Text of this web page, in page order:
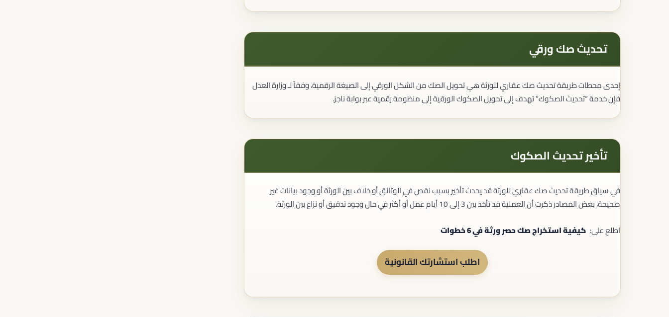
تحديث صك ورقي
إحدى محطات طريقة تحديث صك عقاري للورثة هي تحويل الصك من الشكل الورقي إلى الصيغة الرقمية، وفقاً لـ وزارة العدل
فإن خدمة “تحديث الصكوك” تهدف إلى تحويل الصكوك الورقية إلى منظومة رقمية عبر بوابة ناجز.
تأخير تحديث الصكوك
في سياق طريقة تحديث صك عقاري للورثة قد يحدث تأخير بسبب نقص في الوثائق أو خلاف بين الورثة أو وجود بيانات غير
صحيحة، بعض المصادر ذكرت أن العملية قد تأخذ بين 3 إلى 10 أيام عمل أو أكثر في حال وجود تدقيق أو نزاع بين الورثة.
اطلع على: كيفية استخراج صك حصر ورثة في 6 خطوات
اطلب استشارتك القانونية